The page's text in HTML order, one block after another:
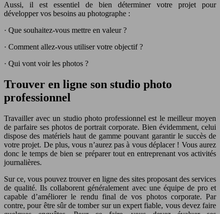
Aussi, il est essentiel de bien déterminer votre projet pour
développer vos besoins au photographe :
· Que souhaitez-vous mettre en valeur ?
· Comment allez-vous utiliser votre objectif ?
· Qui vont voir les photos ?
Trouver en ligne son studio photo
professionnel
Travailler avec un studio photo professionnel est le meilleur moyen
de parfaire ses photos de portrait corporate. Bien évidemment, celui
dispose des matériels haut de gamme pouvant garantir le succès de
votre projet. De plus, vous n’aurez pas à vous déplacer ! Vous aurez
donc le temps de bien se préparer tout en entreprenant vos activités
journalières.
Sur ce, vous pouvez trouver en ligne des sites proposant des services
de qualité. Ils collaborent généralement avec une équipe de pro et
capable d’améliorer le rendu final de vos photos corporate. Par
contre, pour être sûr de tomber sur un expert fiable, vous devez faire